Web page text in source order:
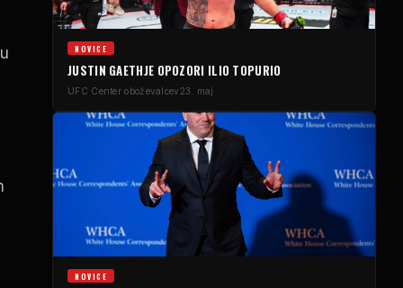
NOVICE
JUSTIN GAETHJE OPOZORI ILIO TOPURIO
UFC Center oboževalcev 23. maj
NOVICE